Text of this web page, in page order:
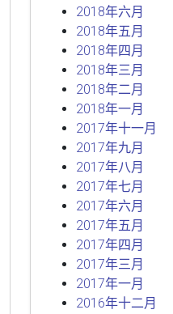
2018年六月
2018年五月
2018年四月
2018年三月
2018年二月
2018年一月
2017年十一月
2017年九月
2017年八月
2017年七月
2017年六月
2017年五月
2017年四月
2017年三月
2017年一月
2016年十二月